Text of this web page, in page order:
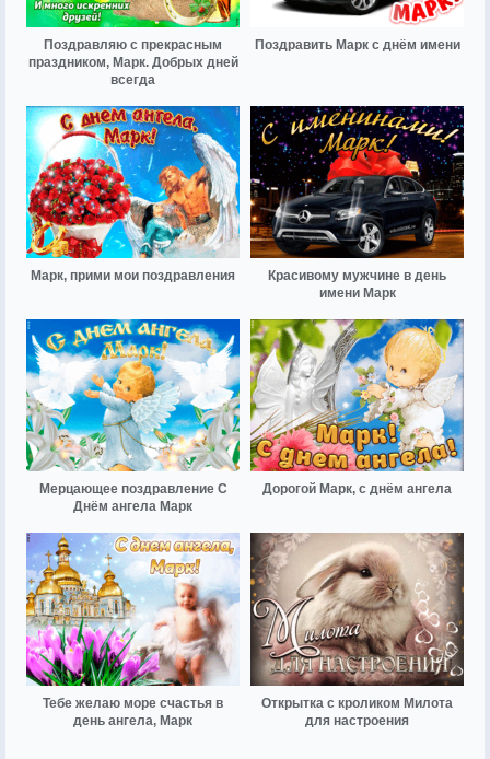
Поздравляю с прекрасным
праздником, Марк. Добрых дней
всегда
Поздравить Марк с днём имени
Марк, прими мои поздравления
Красивому мужчине в день
имени Марк
Мерцающее поздравление С
Днём ангела Марк
Дорогой Марк, с днём ангела
Тебе желаю море счастья в
день ангела, Марк
Открытка с кроликом Милота
для настроения